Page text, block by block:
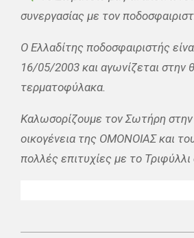
συνεργασίας με τον
Ο Ελλαδίτης ποδοσφαιριστής
16/05/2003 και αγωνίζεται στην
τερματοφύλακα.
Καλωσορίζουμε τον Σωτήρη
οικογένεια της ΟΜΟΝΟΙΑΣ και
πολλές επιτυχίες με το